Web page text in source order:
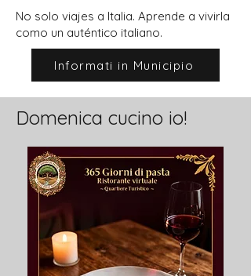
No solo viajes a Italia. Aprende a vivirla
como un auténtico italiano.
Informati in Municipio
Domenica cucino io!